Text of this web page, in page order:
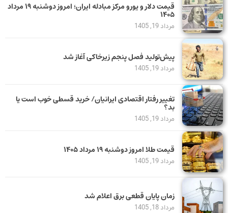
قیمت دلار و یورو مرکز مبادله ایران؛ امروز دوشنبه ۱۹ مرداد
۱۴۰۵
مرداد 19, 1405
پیش‌تولید فصل پنجم زیرخاکی آغاز شد
مرداد 19, 1405
تغییر رفتار اقتصادی ایرانیان/ خرید قسطی خوب است یا
بد؟
مرداد 19, 1405
قیمت طلا امروز دوشنبه ۱۹ مرداد ۱۴۰۵
مرداد 19, 1405
زمان پایان قطعی برق اعلام شد
مرداد 18, 1405